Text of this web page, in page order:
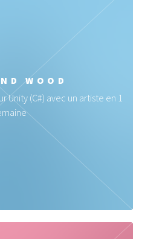
WOOD
Unity (C#) avec un artiste en 1